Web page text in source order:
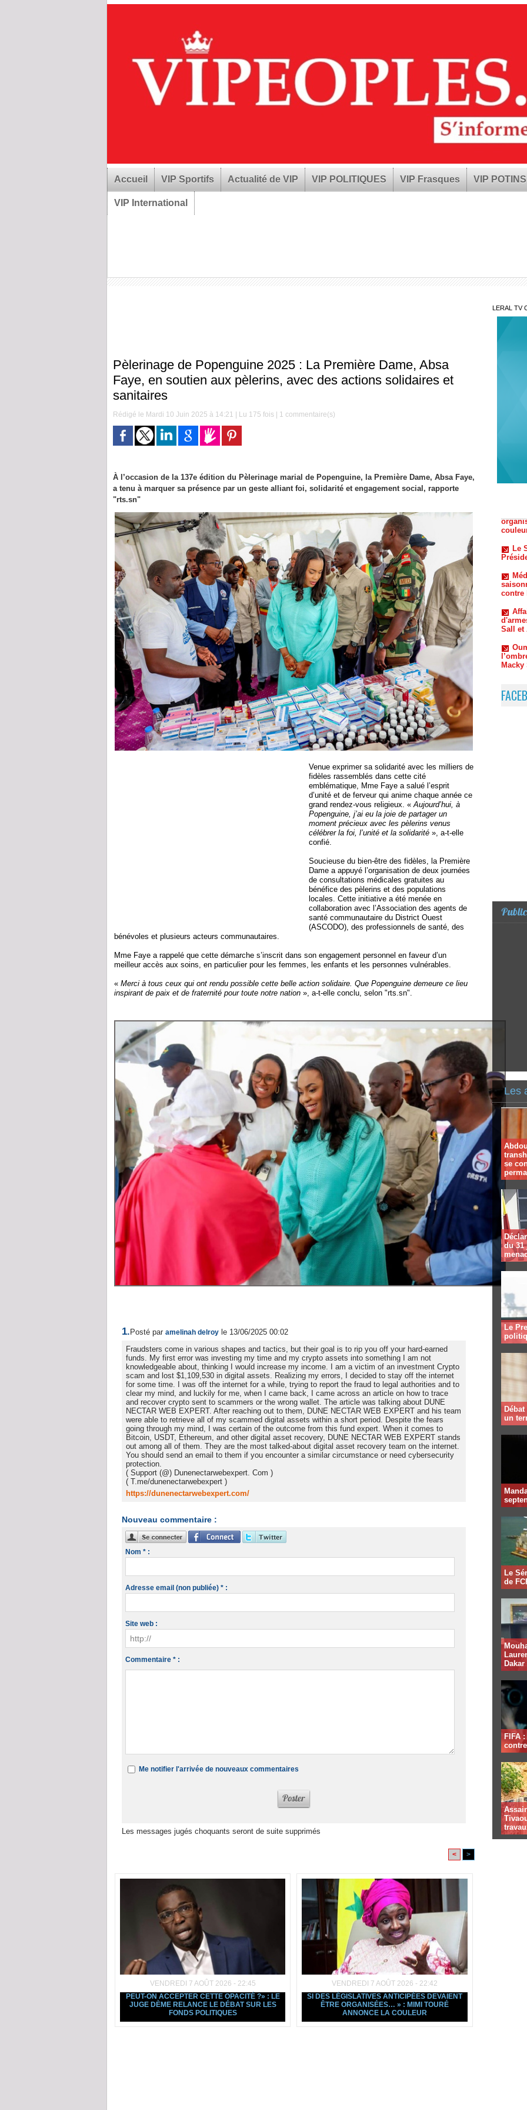
Accueil VIP Sportifs Actualité de VIP VIP POLITIQUES VIP Frasques VIP POTINS
VIP International
Pèlerinage de Popenguine 2025 : La Première Dame, Absa
Faye, en soutien aux pèlerins, avec des actions solidaires et
sanitaires
Rédigé le Mardi 10 Juin 2025 à 14:21 | Lu 175 fois | 1 commentaire(s)
À l’occasion de la 137e édition du Pèlerinage marial de Popenguine, la Première Dame, Absa Faye,
a tenu à marquer sa présence par un geste alliant foi, solidarité et engagement social, rapporte
"rts.sn"
Venue exprimer sa solidarité avec les milliers de
fidèles rassemblés dans cette cité
emblématique, Mme Faye a salué l’esprit
d’unité et de ferveur qui anime chaque année ce
grand rendez-vous religieux. «Aujourd’hui, à
Popenguine, j’ai eu la joie de partager un
moment précieux avec les pèlerins venus
célébrer la foi, l’unité et la solidarité », a-t-elle
confié.
Soucieuse du bien-être des fidèles, la Première
Dame a appuyé l’organisation de deux journées
de consultations médicales gratuites au
bénéfice des pèlerins et des populations
locales. Cette initiative a été menée en
collaboration avec l’Association des agents de
santé communautaire du District Ouest
(ASCODO), des professionnels de santé, des
bénévoles et plusieurs acteurs communautaires.
Mme Faye a rappelé que cette démarche s’inscrit dans son engagement personnel en faveur d’un
meilleur accès aux soins, en particulier pour les femmes, les enfants et les personnes vulnérables.
« Merci à tous ceux qui ont rendu possible cette belle action solidaire. Que Popenguine demeure ce lieu
inspirant de paix et de fraternité pour toute notre nation », a-t-elle conclu, selon "rts.sn".
1. Posté par amelinah delroy le 13/06/2025 00:02
Fraudsters come in various shapes and tactics, but their goal is to rip you off your hard-earned
funds. My first error was investing my time and my crypto assets into something I am not
knowledgeable about, thinking I would increase my income. I am a victim of an investment Crypto
scam and lost $1,109,530 in digital assets. Realizing my errors, I decided to stay off the internet
for some time. I was off the internet for a while, trying to report the fraud to legal authorities and to
clear my mind, and luckily for me, when I came back, I came across an article on how to trace
and recover crypto sent to scammers or the wrong wallet. The article was talking about DUNE
NECTAR WEB EXPERT. After reaching out to them, DUNE NECTAR WEB EXPERT and his team
were able to retrieve all of my scammed digital assets within a short period. Despite the fears
going through my mind, I was certain of the outcome from this fund expert. When it comes to
Bitcoin, USDT, Ethereum, and other digital asset recovery, DUNE NECTAR WEB EXPERT stands
out among all of them. They are the most talked-about digital asset recovery team on the internet.
You should send an email to them if you encounter a similar circumstance or need cybersecurity
protection.
( Support (@) Dunenectarwebexpert. Com )
( T.me/dunenectarwebexpert )
https://dunenectarwebexpert.com/
Nouveau commentaire :
Nom * :
Adresse email (non publiée) * :
Site web :
Commentaire * :
Me notifier l'arrivée de nouveaux commentaires
Les messages jugés choquants seront de suite supprimés
< >
VENDREDI 7 AOÛT 2026 - 22:45
PEUT-ON ACCEPTER CETTE OPACITÉ ?» : LE
JUGE DÈME RELANCE LE DÉBAT SUR LES
FONDS POLITIQUES
VENDREDI 7 AOÛT 2026 - 22:42
SI DES LÉGISLATIVES ANTICIPÉES DEVAIENT
ÊTRE ORGANISÉES… » : MIMI TOURÉ
ANNONCE LA COULEUR
LERAL TV
contre
Sall et
Macky
Les
se
du 31
Le
un
Le
de
Dakar
FIFA